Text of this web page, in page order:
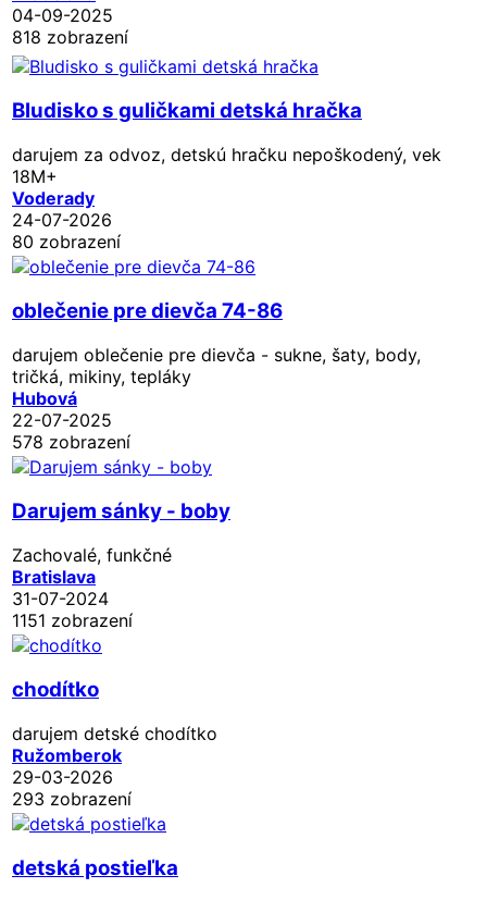
04-09-2025
818 zobrazení
Bludisko s guličkami detská hračka
darujem za odvoz, detskú hračku nepoškodený, vek
18M+
Voderady
24-07-2026
80 zobrazení
oblečenie pre dievča 74-86
darujem oblečenie pre dievča - sukne, šaty, body,
tričká, mikiny, tepláky
Hubová
22-07-2025
578 zobrazení
Darujem sánky - boby
Zachovalé, funkčné
Bratislava
31-07-2024
1151 zobrazení
chodítko
darujem detské chodítko
Ružomberok
29-03-2026
293 zobrazení
detská postieľka